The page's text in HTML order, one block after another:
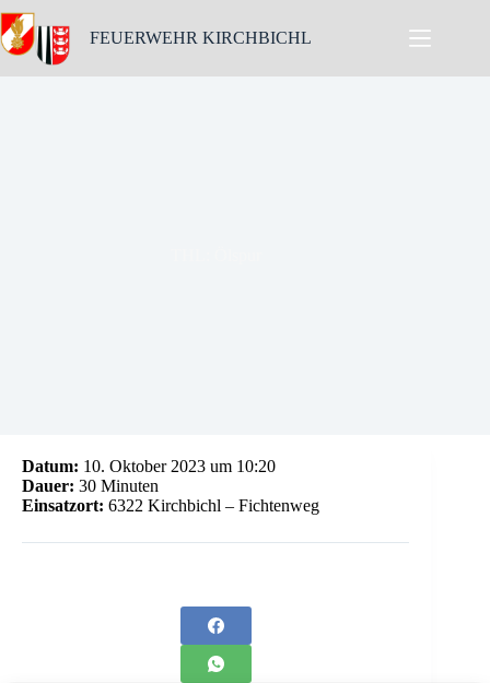
Skip
to
content
FEUERWEHR KIRCHBICHL
Datum: 10. Oktober 2023 um 10:20
Dauer: 30 Minuten
Einsatzort: 6322 Kirchbichl – Fichtenweg